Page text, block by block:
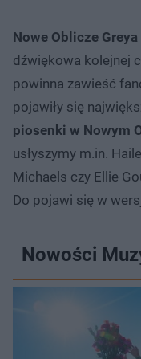
Nowe Oblicze Greya
dźwiękowa kolejnej
powinna zawieść
pojawiły się
piosenki w Nowym
usłyszymy m.in.
Michaels czy Ellie
Do pojawi się w
Nowości